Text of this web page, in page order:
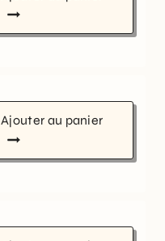
Ajouter au panier